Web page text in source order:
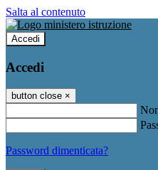
Salta al contenuto
Accedi
Accedi
button close ×
Password dimenticata?